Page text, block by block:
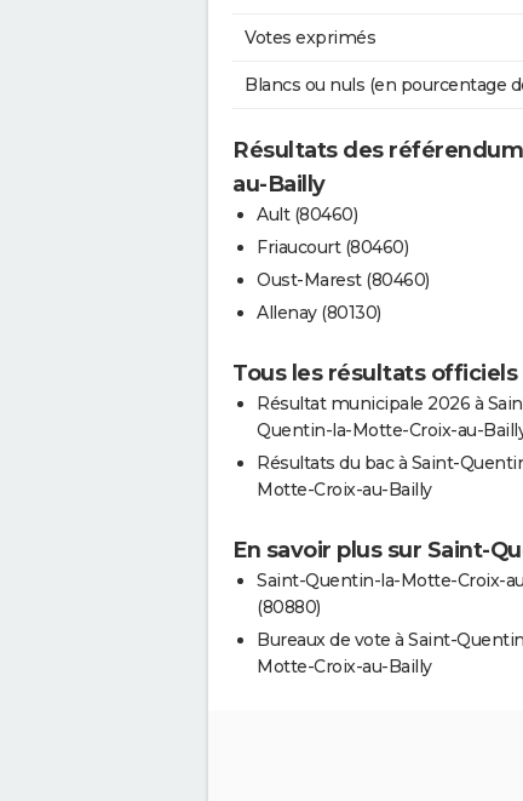
Votes exprimés
Blancs ou nuls (en pourcentage
Résultats des
au-Bailly
Ault (80460)
Friaucourt (80460)
Oust-Marest (80460)
Allenay (80130)
Tous les résultats
Résultat municipale 2026 à
Quentin-la-Motte-Croix-au-
Résultats du bac à Saint-
Motte-Croix-au-Bailly
En savoir plus sur Saint-
Saint-Quentin-la-Motte-Croix-
(80880)
Bureaux de vote à Saint-
Motte-Croix-au-Bailly